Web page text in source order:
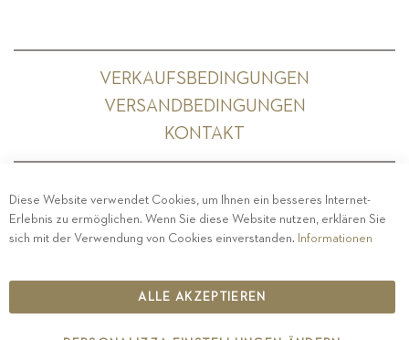
VERKAUFSBEDINGUNGEN
VERSANDBEDINGUNGEN
KONTAKT
PRIVACY-IMPRESSUM- COOKIE POLICY-
ETHISCHER KODEX
IT00126670215
Diese Website verwendet Cookies, um Ihnen ein besseres Internet-
Erlebnis zu ermöglichen. Wenn Sie diese Website nutzen, erklären Sie
sich mit der Verwendung von Cookies einverstanden. Informationen
ALLE AKZEPTIEREN